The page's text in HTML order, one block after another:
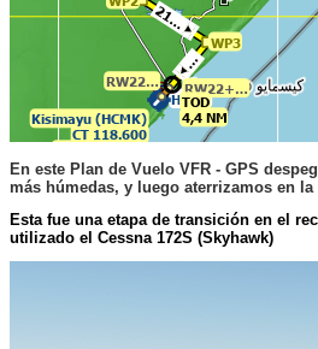
En este Plan de Vuelo VFR - GPS
más húmedas, y luego aterrizamos en
Esta fue una etapa de transición en el
utilizado el Cessna 172S (Skyhawk)